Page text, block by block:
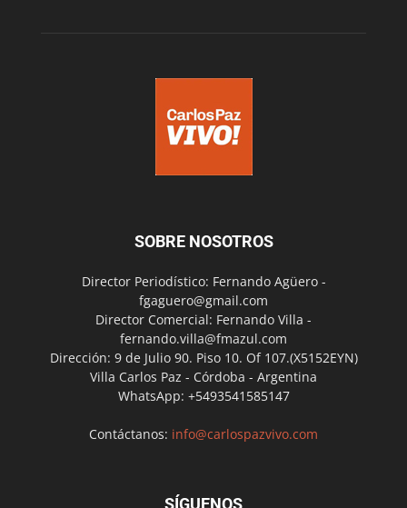
SOBRE NOSOTROS
Director Periodístico: Fernando Agüero -
fgaguero@gmail.com
Director Comercial: Fernando Villa -
fernando.villa@fmazul.com
Dirección: 9 de Julio 90. Piso 10. Of 107.(X5152EYN)
Villa Carlos Paz - Córdoba - Argentina
WhatsApp: +5493541585147
Contáctanos: info@carlospazvivo.com
SÍGUENOS